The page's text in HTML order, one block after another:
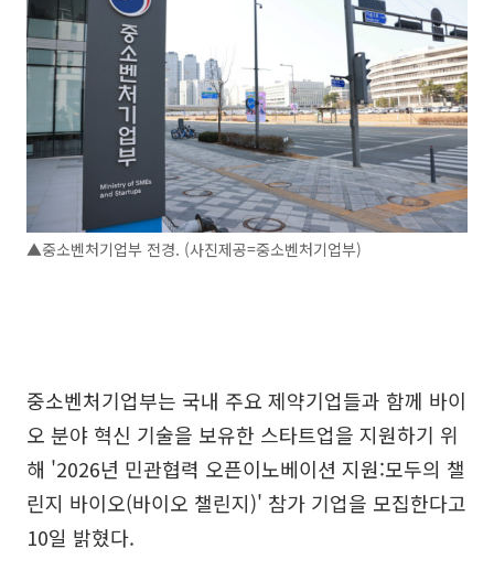
▲중소벤처기업부 전경. (사진제공=중소벤처기업부)
중소벤처기업부는 국내 주요 제약기업들과 함께 바이
오 분야 혁신 기술을 보유한 스타트업을 지원하기 위
해 '2026년 민관협력 오픈이노베이션 지원:모두의 챌
린지 바이오(바이오 챌린지)' 참가 기업을 모집한다고
10일 밝혔다.